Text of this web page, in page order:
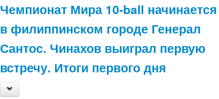
Чемпионат Мира 10-ball начинается
в филиппинском городе Генерал
Сантос. Чинахов выиграл первую
встречу. Итоги первого дня